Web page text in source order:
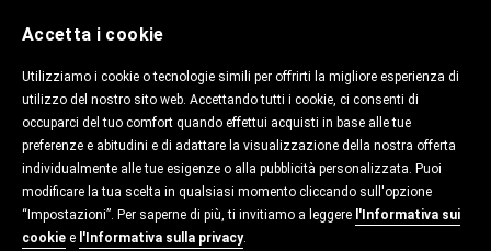
Accetta i cookie
Utilizziamo i cookie o tecnologie simili per offrirti la migliore esperienza di
utilizzo del nostro sito web. Accettando tutti i cookie, ci consenti di
occuparci del tuo comfort quando effettui acquisti in base alle tue
preferenze e abitudini e di adattare la visualizzazione della nostra offerta
individualmente alle tue esigenze o alla pubblicità personalizzata. Puoi
modificare la tua scelta in qualsiasi momento cliccando sull'opzione
“Impostazioni”. Per saperne di più, ti invitiamo a leggere l'Informativa sui
cookie e l'Informativa sulla privacy.